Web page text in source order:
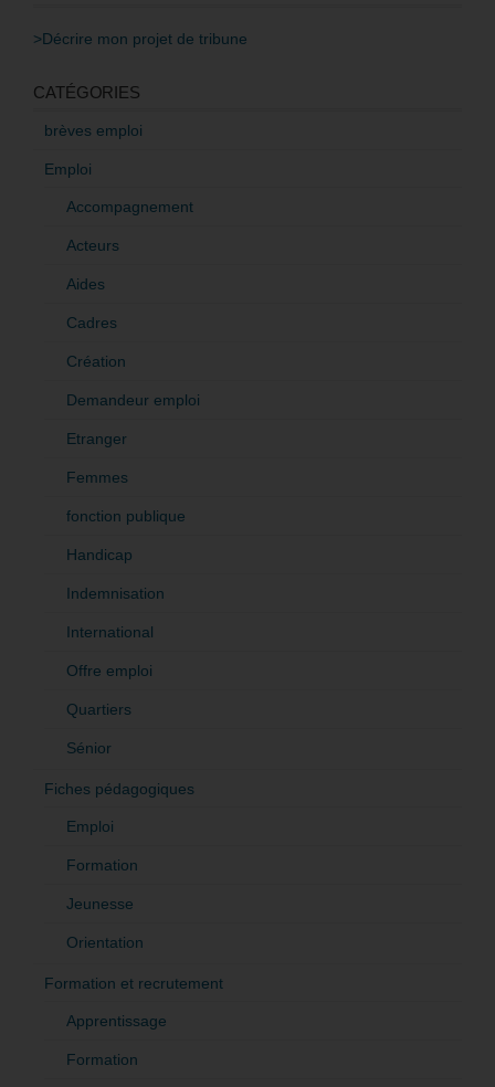
>Décrire mon projet de tribune
CATÉGORIES
brèves emploi
Emploi
Accompagnement
Acteurs
Aides
Cadres
Création
Demandeur emploi
Etranger
Femmes
fonction publique
Handicap
Indemnisation
International
Offre emploi
Quartiers
Sénior
Fiches pédagogiques
Emploi
Formation
Jeunesse
Orientation
Formation et recrutement
Apprentissage
Formation